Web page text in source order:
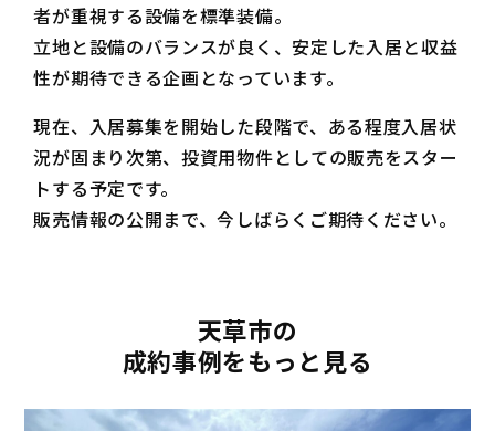
者が重視する設備を標準装備。
立地と設備のバランスが良く、安定した入居と収益
性が期待できる企画となっています。
現在、入居募集を開始した段階で、ある程度入居状
況が固まり次第、投資用物件としての販売をスター
トする予定です。
販売情報の公開まで、今しばらくご期待ください。
天草市の
成約事例をもっと見る